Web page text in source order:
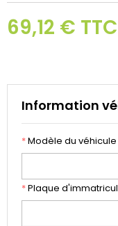
69,12 € TTC
Information
*Modèle du véhicule
*Plaque